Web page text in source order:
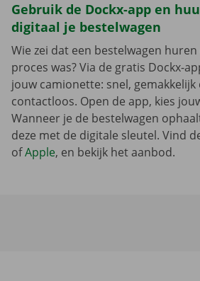
Gebruik de Dockx-app en
digitaal je bestelwagen
Wie zei dat een bestelwagen
proces was? Via de gratis Dockx-
jouw camionette: snel, gemakkelijk
contactloos. Open de app, kies
Wanneer je de bestelwagen
deze met de digitale sleutel. Vind
ofApple, en bekijk het aanbod.